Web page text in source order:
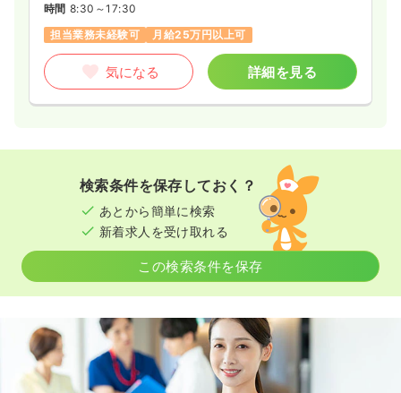
時間 8:30～17:30
担当業務未経験可
月給25万円以上可
気になる 詳細を見る
検索条件を保存しておく？
あとから簡単に検索
新着求人を受け取れる
この検索条件を保存